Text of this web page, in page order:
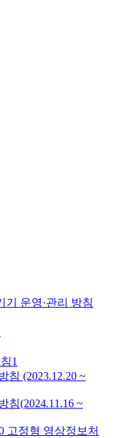
기 운영·관리 방침
1
침 (2023.12.20 ~
침(2024.11.16 ~
고정형 영상정보처